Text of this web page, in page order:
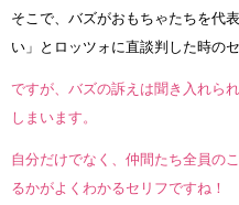
そこで、バズがおもちゃたちを代
い」とロッツォに直談判した時のセ
ですが、バズの訴えは聞き入れら
しまいます。
自分だけでなく、仲間たち全員の
るかがよくわかるセリフですね！